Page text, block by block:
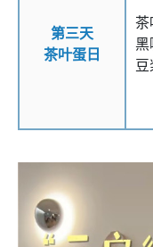
第三天
茶叶蛋日
茶
黑
豆